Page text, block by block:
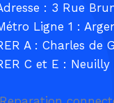
: 3 Rue
Ligne 1 :
A : Charles de
C et E :